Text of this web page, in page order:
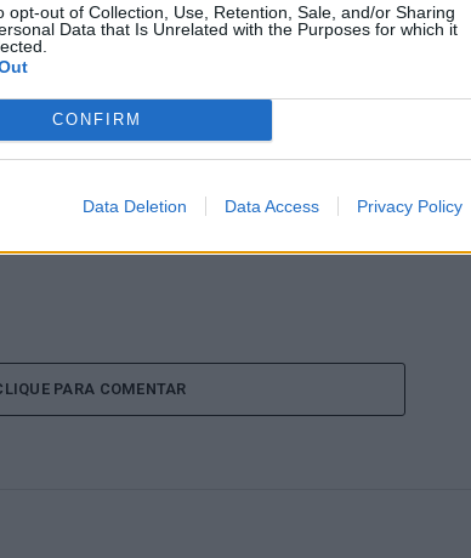
opt-out of Collection, Use, Retention, Sale, and/or Sharing
Data that Is Unrelated with the Purposes for which it
CONFIRM
Data Deletion Data Access Privacy Policy
de 26 anos detido por
droga furtada
PARA COMENTAR